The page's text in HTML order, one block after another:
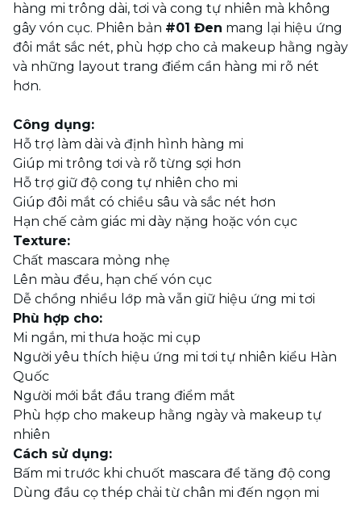
hàng mi trông dài, tơi và cong tự nhiên mà không
gây vón cục. Phiên bản #01 Đen mang lại hiệu ứng
đôi mắt sắc nét, phù hợp cho cả makeup hằng ngày
và những layout trang điểm cần hàng mi rõ nét
hơn.
Công dụng:
Hỗ trợ làm dài và định hình hàng mi
Giúp mi trông tơi và rõ từng sợi hơn
Hỗ trợ giữ độ cong tự nhiên cho mi
Giúp đôi mắt có chiều sâu và sắc nét hơn
Hạn chế cảm giác mi dày nặng hoặc vón cục
Texture:
Chất mascara mỏng nhẹ
Lên màu đều, hạn chế vón cục
Dễ chồng nhiều lớp mà vẫn giữ hiệu ứng mi tơi
Phù hợp cho:
Mi ngắn, mi thưa hoặc mi cụp
Người yêu thích hiệu ứng mi tơi tự nhiên kiểu Hàn
Quốc
Người mới bắt đầu trang điểm mắt
Phù hợp cho makeup hằng ngày và makeup tự
nhiên
Cách sử dụng:
Bấm mi trước khi chuốt mascara để tăng độ cong
Dùng đầu cọ thép chải từ chân mi đến ngọn mi